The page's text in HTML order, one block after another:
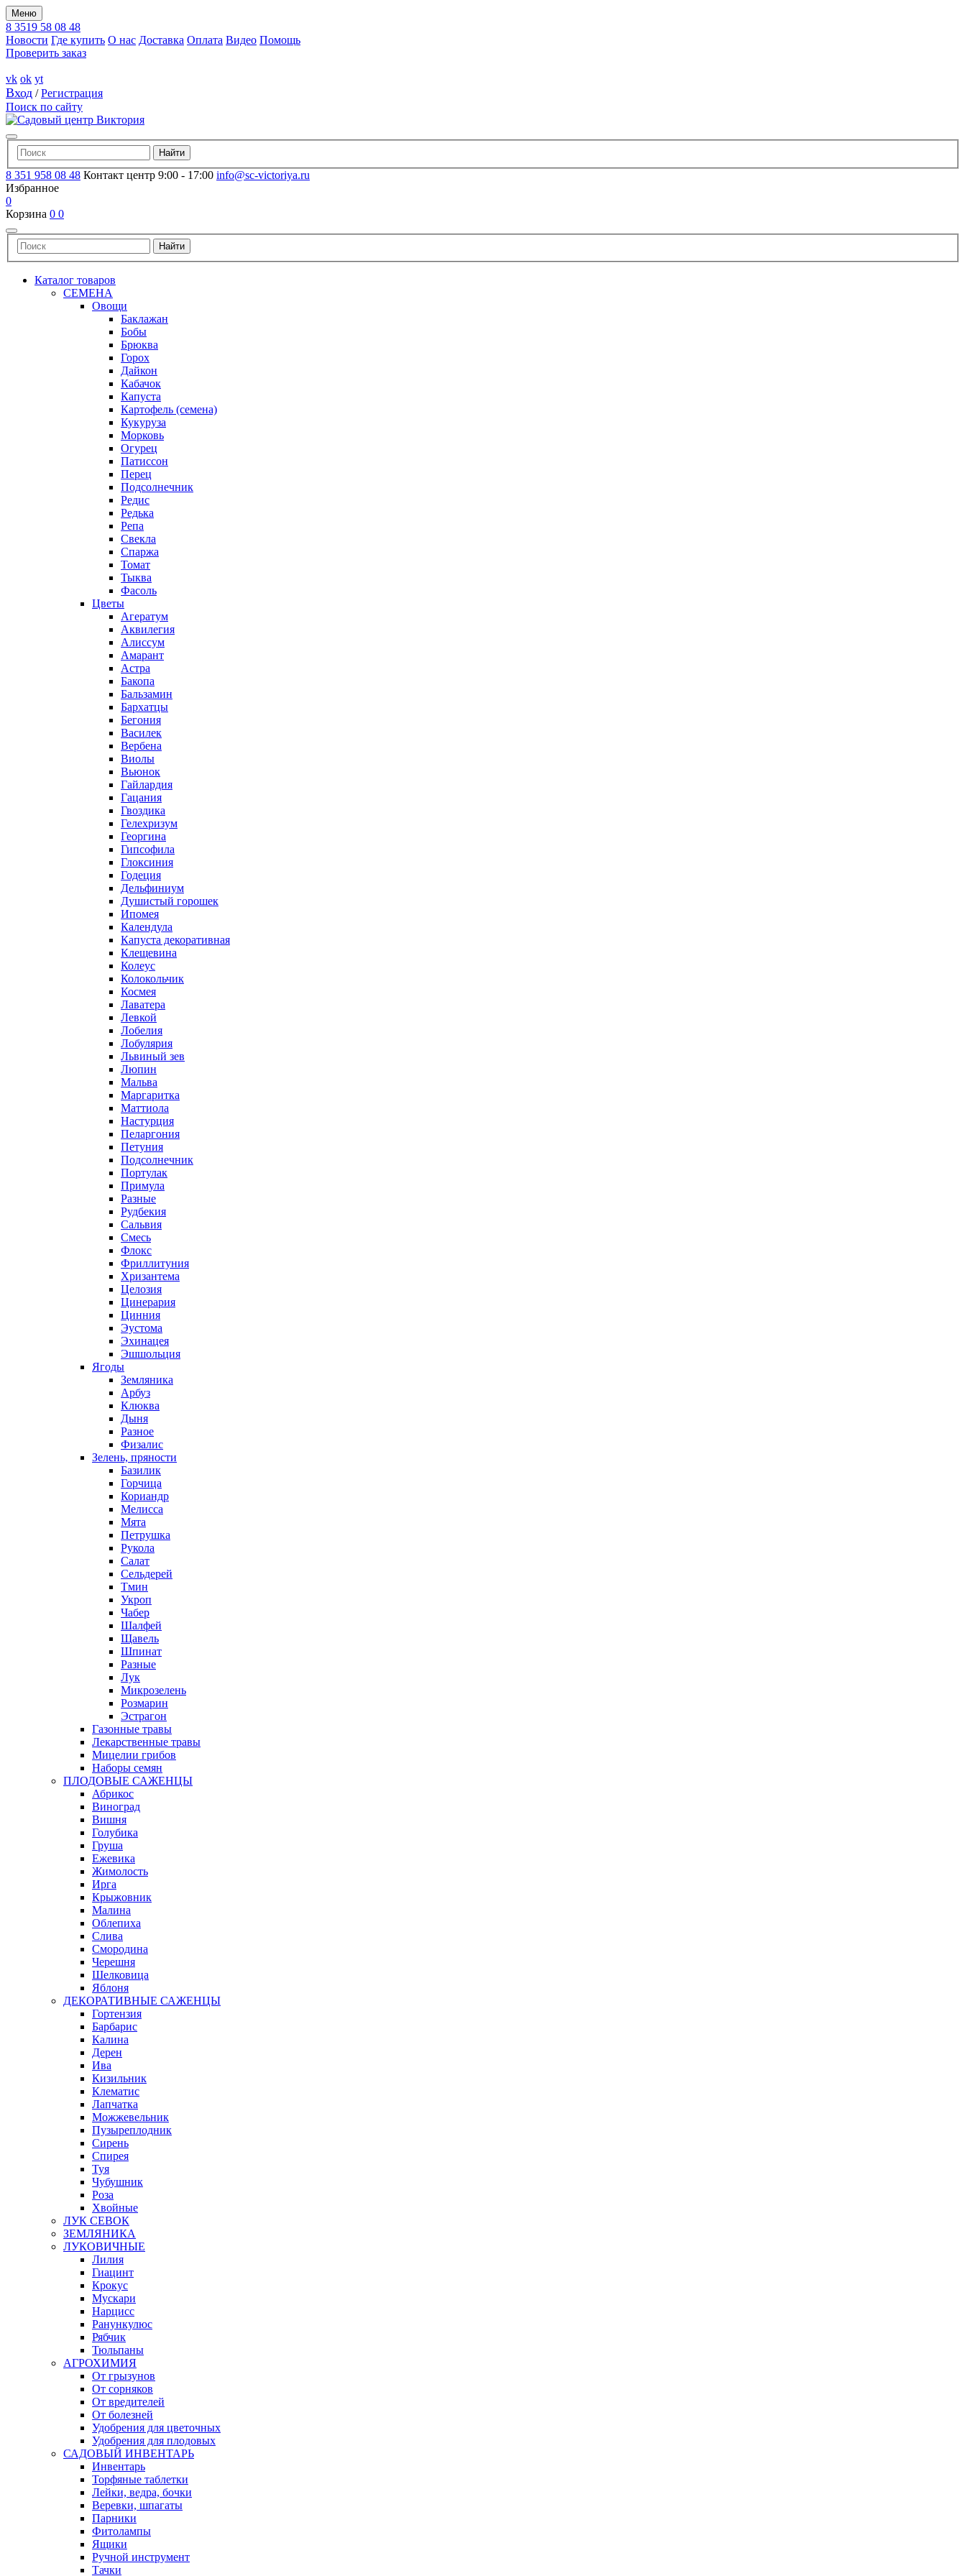
Меню
8 3519 58 08 48
Новости Где купить О нас Доставка Оплата Видео Помощь
Проверить заказ
vk ok yt
Вход /Регистрация
Поиск по сайту
8 351 958 08 48 Контакт центр 9:00 - 17:00 info@sc-victoriya.ru
Избранное
0
Корзина 0 0
Каталог товаров
СЕМЕНА
Овощи
Баклажан
Бобы
Брюква
Горох
Дайкон
Кабачок
Капуста
Картофель (семена)
Кукуруза
Морковь
Огурец
Патиссон
Перец
Подсолнечник
Редис
Редька
Репа
Свекла
Спаржа
Томат
Тыква
Фасоль
Цветы
Агератум
Аквилегия
Алиссум
Амарант
Астра
Бакопа
Бальзамин
Бархатцы
Бегония
Василек
Вербена
Виолы
Вьюнок
Гайлардия
Гацания
Гвоздика
Гелехризум
Георгина
Гипсофила
Глоксиния
Годеция
Дельфиниум
Душистый горошек
Ипомея
Календула
Капуста декоративная
Клещевина
Колеус
Колокольчик
Космея
Лаватера
Левкой
Лобелия
Лобулярия
Львиный зев
Люпин
Мальва
Маргаритка
Маттиола
Настурция
Пеларгония
Петуния
Подсолнечник
Портулак
Примула
Разные
Рудбекия
Сальвия
Смесь
Флокс
Фриллитуния
Хризантема
Целозия
Цинерария
Цинния
Эустома
Эхинацея
Эшшольция
Ягоды
Земляника
Арбуз
Клюква
Дыня
Разное
Физалис
Зелень, пряности
Базилик
Горчица
Кориандр
Мелисса
Мята
Петрушка
Рукола
Салат
Сельдерей
Тмин
Укроп
Чабер
Шалфей
Щавель
Шпинат
Разные
Лук
Микрозелень
Розмарин
Эстрагон
Газонные травы
Лекарственные травы
Мицелии грибов
Наборы семян
ПЛОДОВЫЕ САЖЕНЦЫ
Абрикос
Виноград
Вишня
Голубика
Груша
Ежевика
Жимолость
Ирга
Крыжовник
Малина
Облепиха
Слива
Смородина
Черешня
Шелковица
Яблоня
ДЕКОРАТИВНЫЕ САЖЕНЦЫ
Гортензия
Барбарис
Калина
Дерен
Ива
Кизильник
Клематис
Лапчатка
Можжевельник
Пузыреплодник
Сирень
Спирея
Туя
Чубушник
Роза
Хвойные
ЛУК СЕВОК
ЗЕМЛЯНИКА
ЛУКОВИЧНЫЕ
Лилия
Гиацинт
Крокус
Мускари
Нарцисс
Ранункулюс
Рябчик
Тюльпаны
АГРОХИМИЯ
От грызунов
От сорняков
От вредителей
От болезней
Удобрения для цветочных
Удобрения для плодовых
САДОВЫЙ ИНВЕНТАРЬ
Инвентарь
Торфяные таблетки
Лейки, ведра, бочки
Веревки, шпагаты
Парники
Фитолампы
Ящики
Ручной инструмент
Тачки